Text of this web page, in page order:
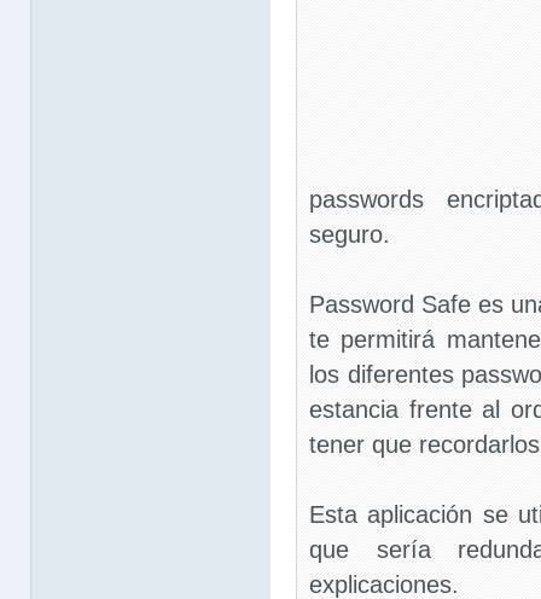
passwords
seguro.
Password Safe es
te permitirá
los diferentes
estancia frente al
tener que
Esta aplicación se
que sería
explicaciones.